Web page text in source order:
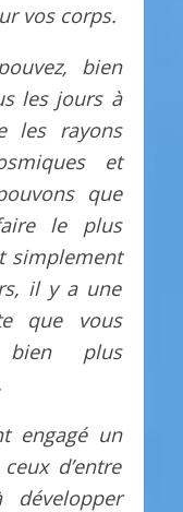
vos corps.
bien
les jours à
les rayons
et
que
le plus
simplement
il y a une
que vous
bien plus
engagé un
d’entre
développer